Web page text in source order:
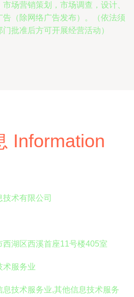
场营销策划，市场调查，设计、
（除网络广告发布）。（依法须
批准后方可开展经营活动）
Information
术有限公司
西湖区西溪首座11号楼405室
术服务业
息技术服务业,其他信息技术服务